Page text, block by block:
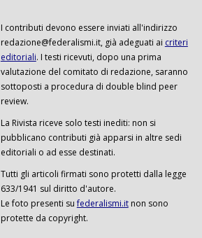
I contributi devono essere inviati all'indirizzo
redazione@federalismi.it, già adeguati ai criteri
editoriali. I testi ricevuti, dopo una prima
valutazione del comitato di redazione, saranno
sottoposti a procedura di double blind peer
review.
La Rivista riceve solo testi inediti: non si
pubblicano contributi già apparsi in altre sedi
editoriali o ad esse destinati.
Tutti gli articoli firmati sono protetti dalla legge
633/1941 sul diritto d'autore.
Le foto presenti sufederalismi.itnon sono
protette da copyright.